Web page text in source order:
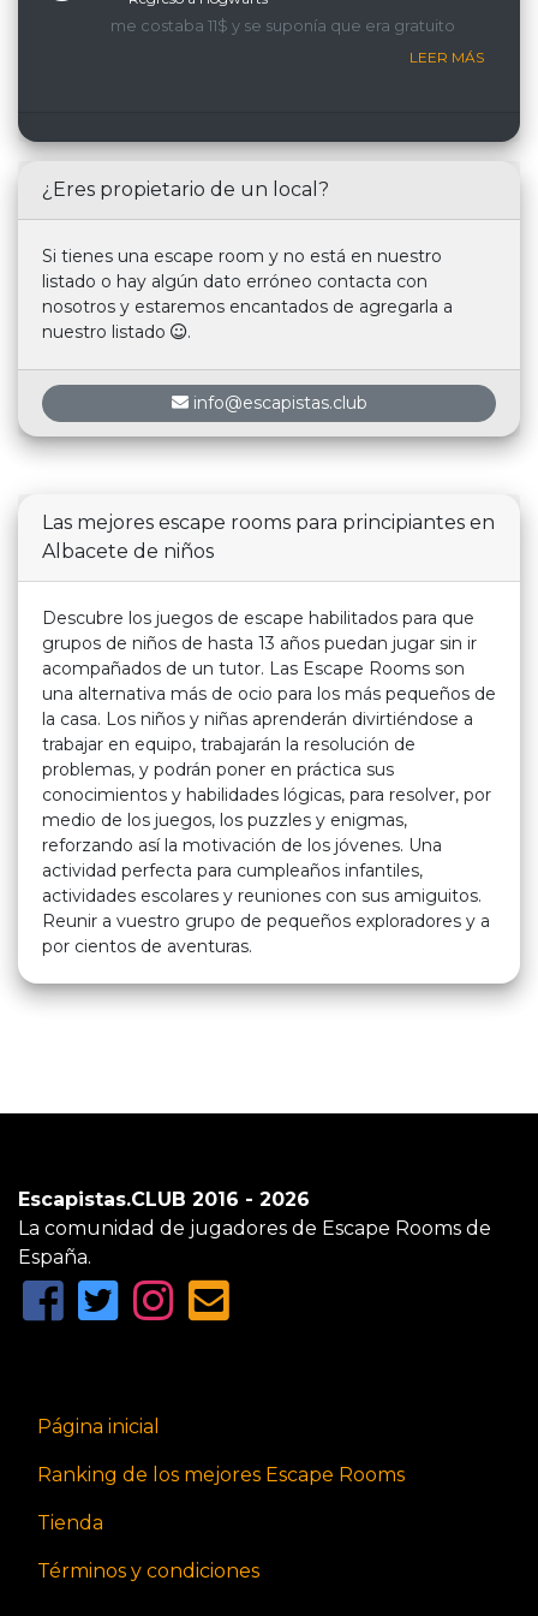
me costaba 11$ y se suponía que era gratuito
LEER MÁS
¿Eres propietario de un local?
Si tienes una escape room y no está en nuestro
listado o hay algún dato erróneo contacta con
nosotros y estaremos encantados de agregarla a
nuestro listado
.
info@escapistas.club
Las mejores escape rooms para principiantes en
Albacete de niños
Descubre los juegos de escape habilitados para que
grupos de niños de hasta 13 años puedan jugar sin ir
acompañados de un tutor. Las Escape Rooms son
una alternativa más de ocio para los más pequeños de
la casa. Los niños y niñas aprenderán divirtiéndose a
trabajar en equipo, trabajarán la resolución de
problemas, y podrán poner en práctica sus
conocimientos y habilidades lógicas, para resolver, por
medio de los juegos, los puzzles y enigmas,
reforzando así la motivación de los jóvenes. Una
actividad perfecta para cumpleaños infantiles,
actividades escolares y reuniones con sus amiguitos.
Reunir a vuestro grupo de pequeños exploradores y a
por cientos de aventuras.
Escapistas.CLUB 2016 - 2026
La comunidad de jugadores de Escape Rooms de
España.
Página inicial
Ranking de los mejores Escape Rooms
Tienda
Términos y condiciones